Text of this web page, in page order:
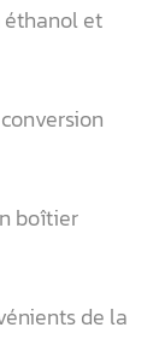
éthanol et
boîtier
de la